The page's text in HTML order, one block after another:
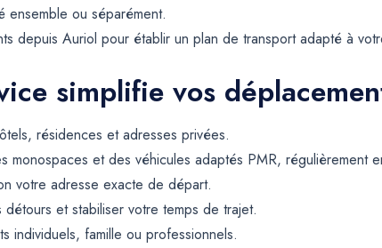
ou séparément.
depuis Auriol pour établir un plan de transport adapté à
simplifie vos
résidences et adresses privées.
monospaces et des véhicules adaptés PMR, régulièrement
votre adresse exacte de départ.
et stabiliser votre temps de trajet.
individuels, famille ou professionnels.